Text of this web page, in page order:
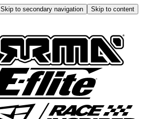
Skip to secondary navigation
Skip to content